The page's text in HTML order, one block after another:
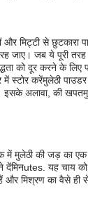
और मिट्टी से
जाए। जब ये पूरी
को दूर करने के
स्टोर करेंमुलेठी
इसके अलावा, की खपत
मुलेठी की जड़ का एक
देंमिनutes . यह चाय
और मिश्रण का वैसे